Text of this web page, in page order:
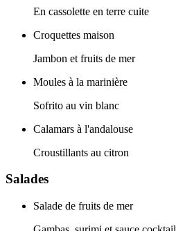
En cassolette en terre cuite
Croquettes maison
Jambon et fruits de mer
Moules à la marinière
Sofrito au vin blanc
Calamars à l'andalouse
Croustillants au citron
Salades
Salade de fruits de mer